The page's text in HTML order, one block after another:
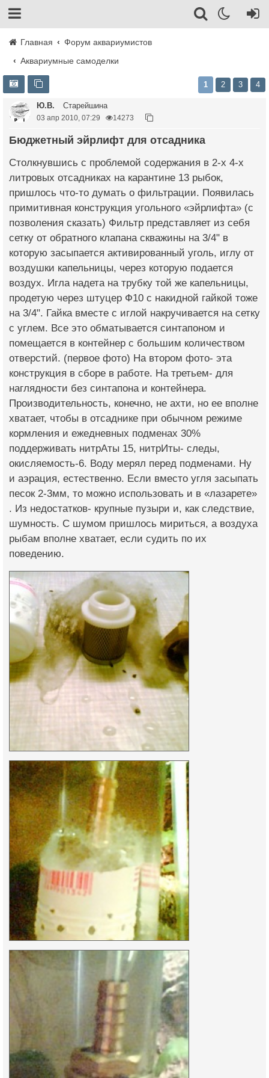
Главная
Форум аквариумистов
Аквариумные самоделки
1 2 3 4
Ю.В. Старейшина
03 апр 2010, 07:29 14273
Бюджетный эйрлифт для отсадника
Столкнувшись с проблемой содержания в 2-х 4-х
литровых отсадниках на карантине 13 рыбок,
пришлось что-то думать о фильтрации. Появилась
примитивная конструкция угольного «эйрлифта» (с
позволения сказать) Фильтр представляет из себя
сетку от обратного клапана скважины на 3/4" в
которую засыпается активированный уголь, иглу от
воздушки капельницы, через которую подается
воздух. Игла надета на трубку той же капельницы,
продетую через штуцер Ф10 с накидной гайкой тоже
на 3/4". Гайка вместе с иглой накручивается на сетку
с углем. Все это обматывается синтапоном и
помещается в контейнер с большим количеством
отверстий. (первое фото) На втором фото- эта
конструкция в сборе в работе. На третьем- для
наглядности без синтапона и контейнера.
Производительность, конечно, не ахти, но ее вполне
хватает, чтобы в отсаднике при обычном режиме
кормления и ежедневных подменах 30%
поддерживать нитрАты 15, нитрИты- следы,
окисляемость-6. Воду мерял перед подменами. Ну
и аэрация, естественно. Если вместо угля засыпать
песок 2-3мм, то можно использовать и в «лазарете»
. Из недостатков- крупные пузыри и, как следствие,
шумность. С шумом пришлось мириться, а воздуха
рыбам вполне хватает, если судить по их
поведению.